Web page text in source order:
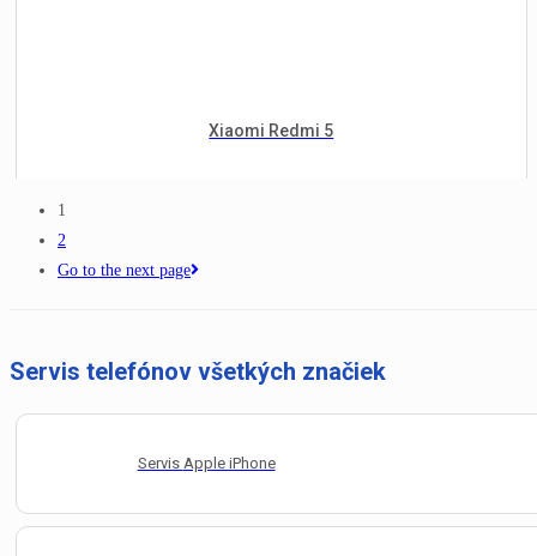
Xiaomi Redmi 5
1
2
Go to the next page
Servis telefónov všetkých značiek
Servis Apple iPhone